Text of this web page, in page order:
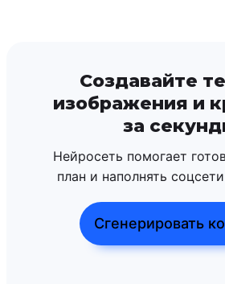
Создавайте
изображения и
за
Нейросеть помогает
план и наполнять
Сгенерировать